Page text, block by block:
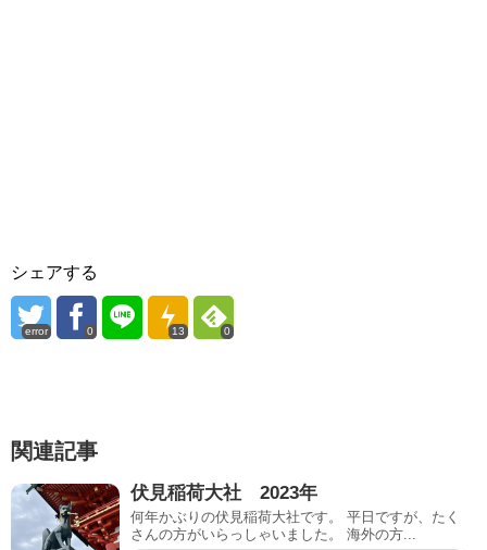
シェアする
error 0 13 0
関連記事
伏見稲荷大社 2023年
何年かぶりの伏見稲荷大社です。 平日ですが、たく
さんの方がいらっしゃいました。 海外の方...